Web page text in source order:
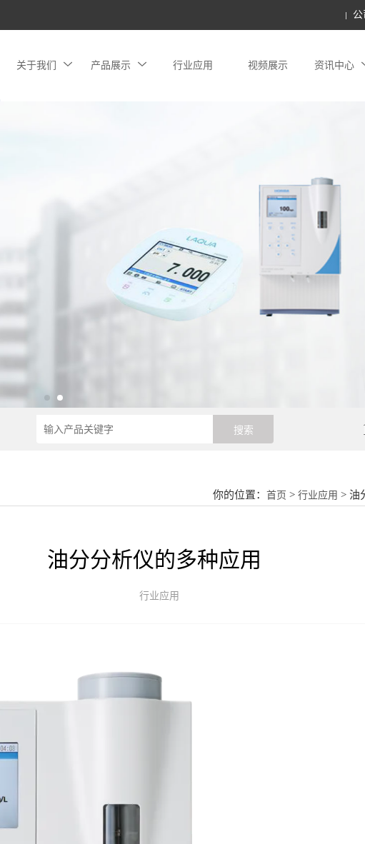
关于我们 产品展示 行业应用 视频展示 资讯中心
你的位置：首页 >行业应用 > 油
油分分析仪的多种应用
行业应用